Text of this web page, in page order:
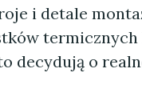
i detale
decydują o